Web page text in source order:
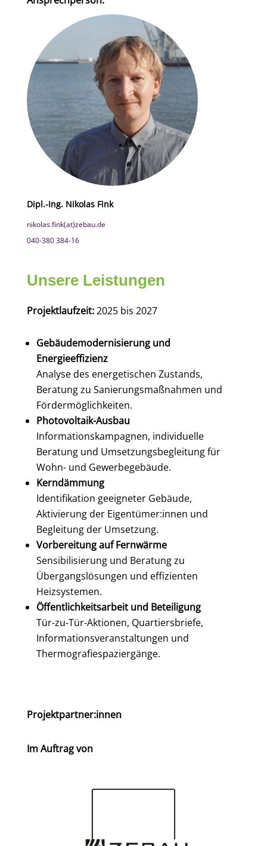
Dipl.-Ing. Nikolas Fink
nikolas.fink(at)zebau.de
040-380 384-16
Unsere Leistungen
Projektlaufzeit:2025 bis 2027
Gebäudemodernisierung und
Energieeffizienz
Analyse des energetischen Zustands,
Beratung zu Sanierungsmaßnahmen und
Fördermöglichkeiten.
Photovoltaik-Ausbau
Informationskampagnen, individuelle
Beratung und Umsetzungsbegleitung für
Wohn- und Gewerbegebäude.
Kerndämmung
Identifikation geeigneter Gebäude,
Aktivierung der Eigentümer:innen und
Begleitung der Umsetzung.
Vorbereitung auf Fernwärme
Sensibilisierung und Beratung zu
Übergangslösungen und effizienten
Heizsystemen.
Öffentlichkeitsarbeit und Beteiligung
Tür-zu-Tür-Aktionen, Quartiersbriefe,
Informationsveranstaltungen und
Thermografiespaziergänge.
Projektpartner:innen
Im Auftrag von